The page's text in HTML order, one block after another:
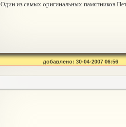
Один из самых оригинальных памятников
добавлено: 30-04-2007 06:56